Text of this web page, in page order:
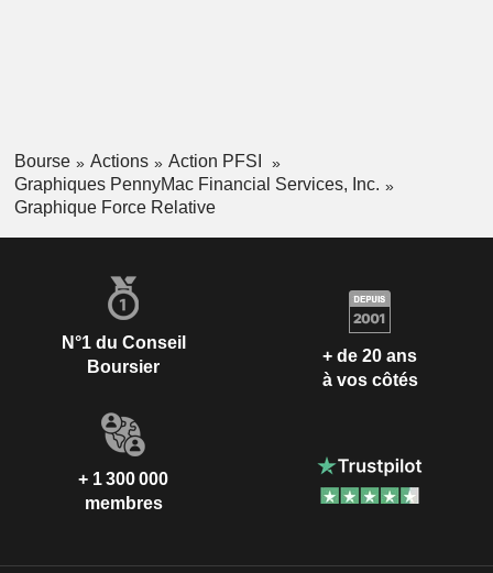
Bourse Actions
Action PFSI
Graphiques PennyMac Financial Services, Inc.
Graphique Force Relative
N°1 du Conseil
Boursier
+ de 20 ans
à vos côtés
+ 1 300 000
membres